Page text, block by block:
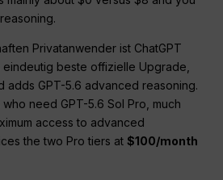
Privatanwender ist ChatGPT
beste offizielle Upgrade,
adds GPT-5.6 advanced reasoning.
need GPT-5.6 Sol Pro, much
access to advanced
the two Pro tiers at$100/month